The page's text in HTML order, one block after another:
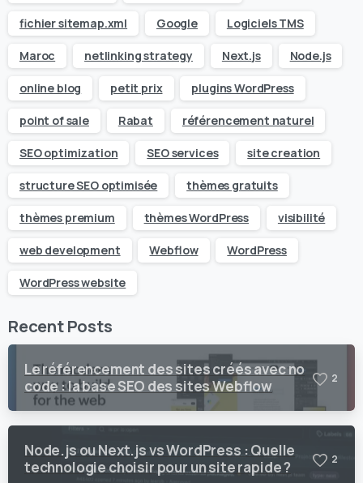
fichier sitemap.xml Google Logiciels TMS
Maroc netlinking strategy Next.js Node.js
online blog petit prix plugins WordPress
point of sale Rabat référencement naturel
SEO optimization SEO services site creation
structure SEO optimisée thèmes gratuits
thèmes premium thèmes WordPress visibilité
web development Webflow WordPress
WordPress website
Recent Posts
Le référencement des sites créés avec no
code : la base SEO des sites Webflow
2
Node.js ou Next.js vs WordPress : Quelle
technologie choisir pour un site rapide ?
2